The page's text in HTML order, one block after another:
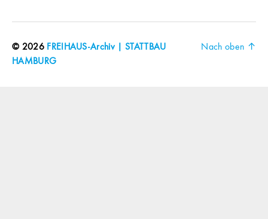
© 2026 FREIHAUS-Archiv | STATTBAU
HAMBURG
Nach oben ↑